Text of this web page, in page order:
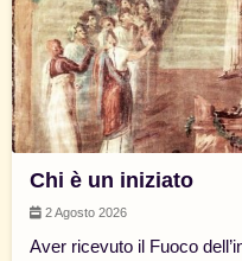
Chi è un iniziato
2 Agosto 2026
Aver ricevuto il Fuoco